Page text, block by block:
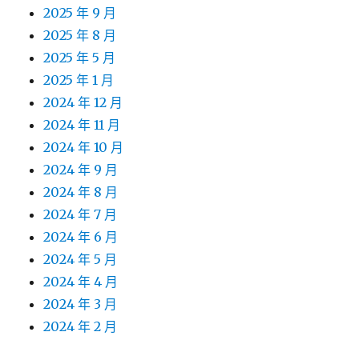
2025 年 9 月
2025 年 8 月
2025 年 5 月
2025 年 1 月
2024 年 12 月
2024 年 11 月
2024 年 10 月
2024 年 9 月
2024 年 8 月
2024 年 7 月
2024 年 6 月
2024 年 5 月
2024 年 4 月
2024 年 3 月
2024 年 2 月